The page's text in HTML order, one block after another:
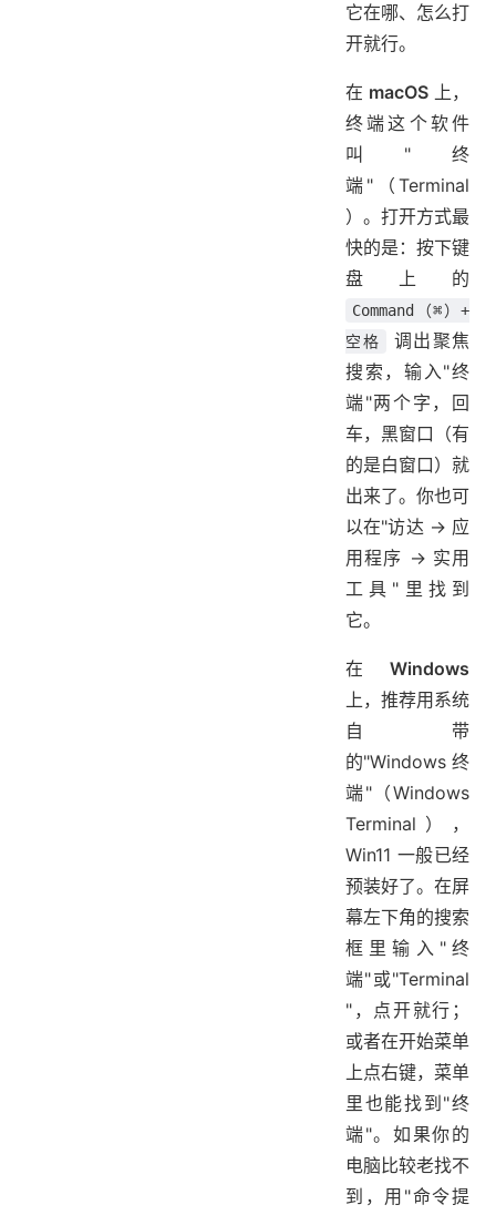
它在哪、怎么打
开就行。
在 macOS 上，
终端这个软件
叫"终
端"（Terminal
）。打开方式最
快的是：按下键
盘上的
Command（⌘）+
空格
调出聚焦
搜索，输入"终
端"两个字，回
车，黑窗口（有
的是白窗口）就
出来了。你也可
以在"访达 → 应
用程序 → 实用
工具"里找到
它。
在 Windows
上，推荐用系统
自带
的"Windows 终
端"（Windows
Terminal），
Win11 一般已经
预装好了。在屏
幕左下角的搜索
框里输入"终
端"或"Terminal
"，点开就行；
或者在开始菜单
上点右键，菜单
里也能找到"终
端"。如果你的
电脑比较老找不
到，用"命令提